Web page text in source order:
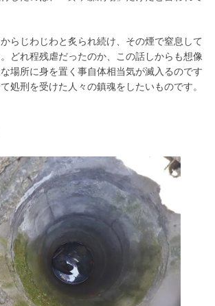
らじわじわと炙られ続け、その煙で窒息して
どれ程残虐だったのか、この話しからも想像
場所に身を置く事自体相当気が滅入るのです
処刑を受けた人々の鎮魂をしたいものです。